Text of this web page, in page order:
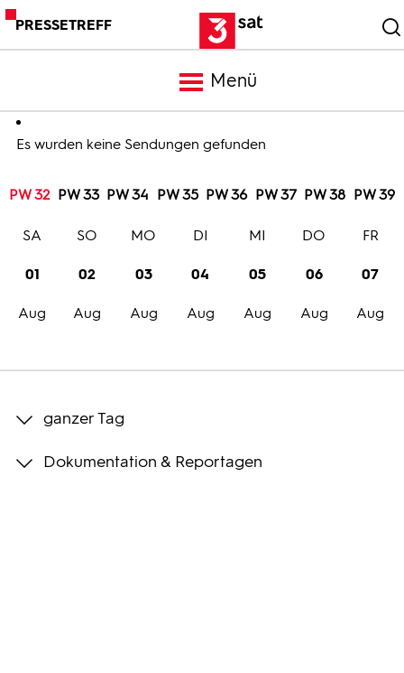
PRESSETREFF
Menü
Meldungen
Programm
Trailer
Bilder
Es wurden keine Sendungen gefunden
PW 32 PW 33 PW 34 PW 35 PW 36 PW 37 PW 38 PW 39
01
Aug
SA
02
Aug
SO
03
Aug
MO
04
Aug
DI
05
Aug
MI
06
Aug
DO
07
Aug
FR
ganzer Tag
Dokumentation & Reportagen